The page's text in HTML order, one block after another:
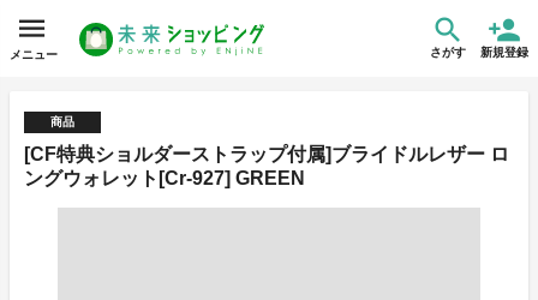
メニュー さがす 新規登録
商品
[CF特典ショルダーストラップ付属]ブライドルレザー ロ
ングウォレット[Cr-927] GREEN